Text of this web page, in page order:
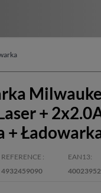
+
+
REFERENCE
4932459090
EAN13